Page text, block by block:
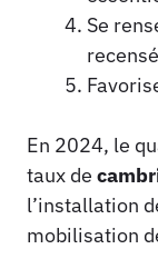
Se
En 2024, le
taux de
l’installation
mobilisation